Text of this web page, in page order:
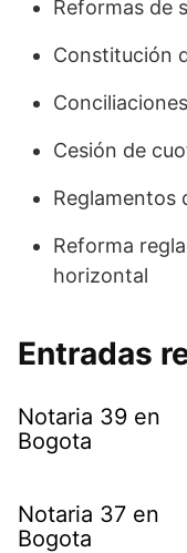
Reformas de
Constitución
Conciliaciones
Cesión de
Reglamentos
Reforma
horizontal
Entradas
Notaria 39 en
Bogota
Notaria 37 en
Bogota